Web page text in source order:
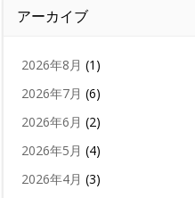
アーカイブ
2026年8月 (1)
2026年7月 (6)
2026年6月 (2)
2026年5月 (4)
2026年4月 (3)